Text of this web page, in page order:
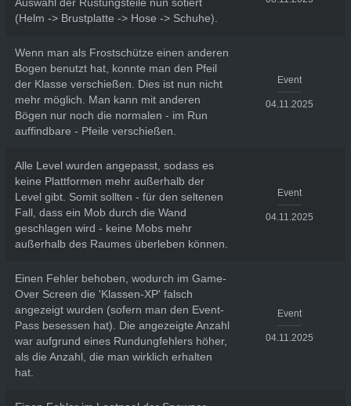
(Helm -> Brustplatte -> Hose -> Schuhe).
Wenn man als Frostschütze einen anderen
Bogen benutzt hat, konnte man den Pfeil
der Klasse verschießen. Dies ist nun nicht
mehr möglich. Man kann mit anderen
Bögen nur noch die normalen - im Run
auffindbare - Pfeile verschießen.
Event
04.11.2025
Alle Level wurden angepasst, sodass es
keine Plattformen mehr außerhalb der
Level gibt. Somit sollten - für den seltenen
Fall, dass ein Mob durch die Wand
geschlagen wird - keine Mobs mehr
außerhalb des Raumes überleben können.
Event
04.11.2025
Einen Fehler behoben, wodurch im Game-
Over Screen die 'Klassen-XP' falsch
angezeigt wurden (sofern man den Event-
Pass besessen hat). Die angezeigte Anzahl
war aufgrund eines Rundungfehlers höher,
als die Anzahl, die man wirklich erhalten
hat.
Event
04.11.2025